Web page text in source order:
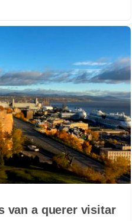
van a querer visitar